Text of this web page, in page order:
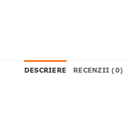
DESCRIERE RECENZII (0)